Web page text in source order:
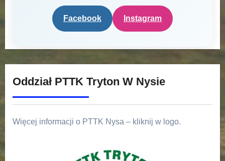
Facebook Instagram
Oddział PTTK Tryton W Nysie
Więcej informacji o PTTK Nysa – kliknij w logo.